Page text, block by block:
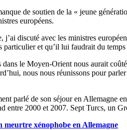
de soutien de la « jeune
européens.
j’ai discuté avec les ministres
particulier et qu’il lui faudrait du
dans le Moyen-Orient nous aurait
nous nous réunissons pour
parlé de son séjour en Allemagne
entre 2000 et 2007. Sept Turcs, un
meurtre xénophobe en Allemagne